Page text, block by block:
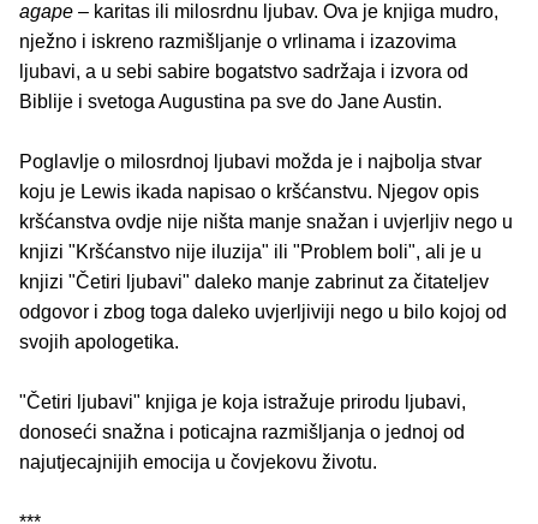
agape – karitas ili milosrdnu ljubav. Ova je knjiga mudro,
nježno i iskreno razmišljanje o vrlinama i izazovima
ljubavi, a u sebi sabire bogatstvo sadržaja i izvora od
Biblije i svetoga Augustina pa sve do Jane Austin.
Poglavlje o milosrdnoj ljubavi možda je i najbolja stvar
koju je Lewis ikada napisao o kršćanstvu. Njegov opis
kršćanstva ovdje nije ništa manje snažan i uvjerljiv nego u
knjizi "Kršćanstvo nije iluzija" ili "Problem boli", ali je u
knjizi "Četiri ljubavi" daleko manje zabrinut za čitateljev
odgovor i zbog toga daleko uvjerljiviji nego u bilo kojoj od
svojih apologetika.
"Četiri ljubavi" knjiga je koja istražuje prirodu ljubavi,
donoseći snažna i poticajna razmišljanja o jednoj od
najutjecajnijih emocija u čovjekovu životu.